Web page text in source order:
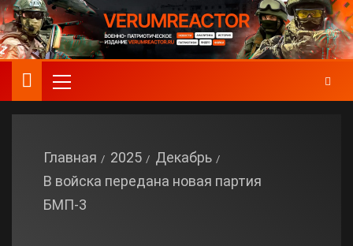
Главная 2025
Декабрь
В войска передана новая партия
БМП-3